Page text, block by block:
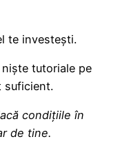
te investești.
tutoriale pe
suficient.
condițiile în
de tine.